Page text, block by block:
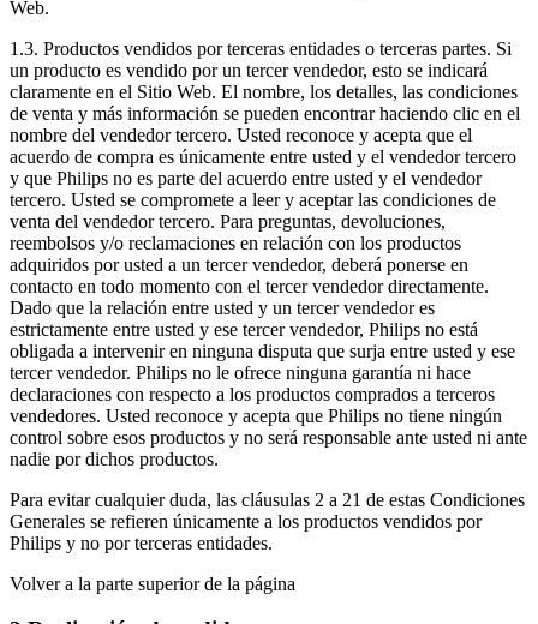
Web.
1.3. Productos vendidos por terceras entidades o terceras partes. Si
un producto es vendido por un tercer vendedor, esto se indicará
claramente en el Sitio Web. El nombre, los detalles, las condiciones
de venta y más información se pueden encontrar haciendo clic en el
nombre del vendedor tercero. Usted reconoce y acepta que el
acuerdo de compra es únicamente entre usted y el vendedor tercero
y que Philips no es parte del acuerdo entre usted y el vendedor
tercero. Usted se compromete a leer y aceptar las condiciones de
venta del vendedor tercero. Para preguntas, devoluciones,
reembolsos y/o reclamaciones en relación con los productos
adquiridos por usted a un tercer vendedor, deberá ponerse en
contacto en todo momento con el tercer vendedor directamente.
Dado que la relación entre usted y un tercer vendedor es
estrictamente entre usted y ese tercer vendedor, Philips no está
obligada a intervenir en ninguna disputa que surja entre usted y ese
tercer vendedor. Philips no le ofrece ninguna garantía ni hace
declaraciones con respecto a los productos comprados a terceros
vendedores. Usted reconoce y acepta que Philips no tiene ningún
control sobre esos productos y no será responsable ante usted ni ante
nadie por dichos productos.
Para evitar cualquier duda, las cláusulas 2 a 21 de estas Condiciones
Generales se refieren únicamente a los productos vendidos por
Philips y no por terceras entidades.
Volver a la parte superior de la página